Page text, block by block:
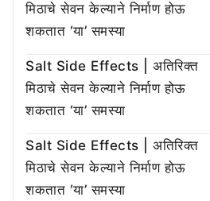
मिठाचे सेवन केल्याने निर्माण होऊ
शकतात ‘या’ समस्या
Salt Side Effects | अतिरिक्त
मिठाचे सेवन केल्याने निर्माण होऊ
शकतात ‘या’ समस्या
Salt Side Effects | अतिरिक्त
मिठाचे सेवन केल्याने निर्माण होऊ
शकतात ‘या’ समस्या